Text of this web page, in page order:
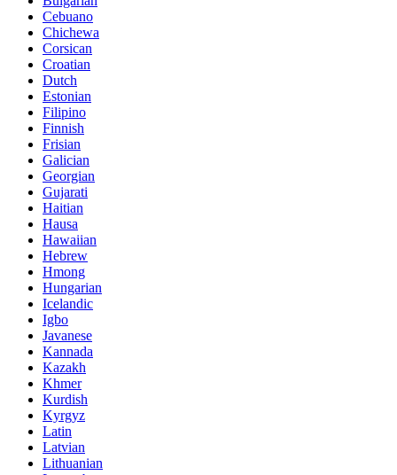
Cebuano
Chichewa
Corsican
Croatian
Dutch
Estonian
Filipino
Finnish
Frisian
Galician
Georgian
Gujarati
Haitian
Hausa
Hawaiian
Hebrew
Hmong
Hungarian
Icelandic
Igbo
Javanese
Kannada
Kazakh
Khmer
Kurdish
Kyrgyz
Latin
Latvian
Lithuanian